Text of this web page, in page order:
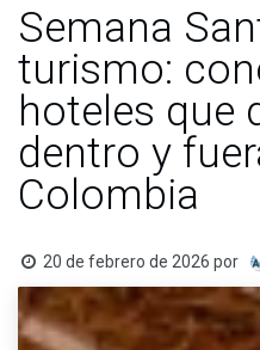
Semana
turismo:
hoteles que
dentro y
Colombia
20 de febrero de 2026 por